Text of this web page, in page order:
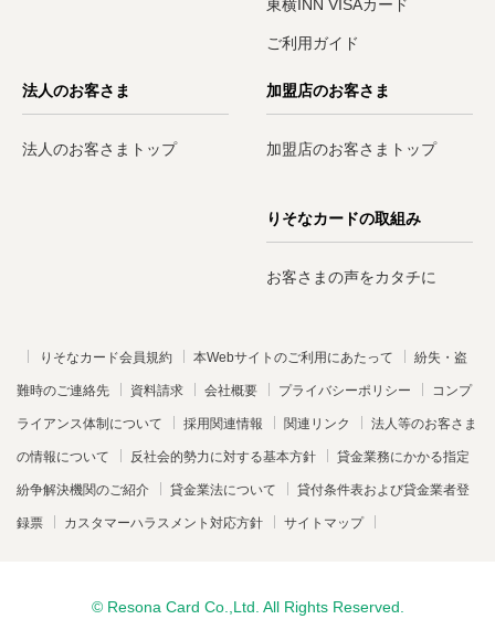
東横INN VISAカード
ご利用ガイド
法人のお客さま
法人のお客さまトップ
加盟店のお客さま
加盟店のお客さまトップ
りそなカードの取組み
お客さまの声をカタチに
りそなカード会員規約 本Webサイトのご利用にあたって 紛失・盗
難時のご連絡先 資料請求 会社概要 プライバシーポリシー コンプ
ライアンス体制について 採用関連情報 関連リンク 法人等のお客さま
の情報について 反社会的勢力に対する基本方針 貸金業務にかかる指定
紛争解決機関のご紹介 貸金業法について 貸付条件表および貸金業者登
録票 カスタマーハラスメント対応方針 サイトマップ
© Resona Card Co.,Ltd. All Rights Reserved.